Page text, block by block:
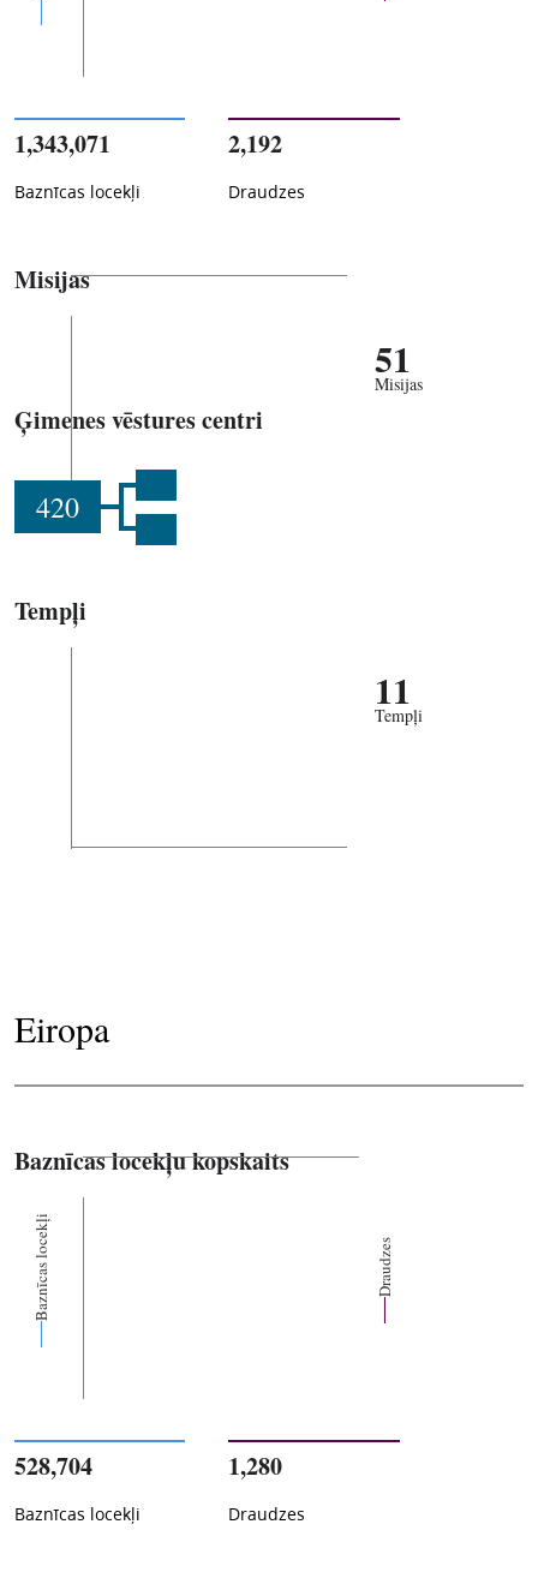
1,343,071
Baznīcas locekļi
2,192
Draudzes
Misijas
51
Misijas
Ģimenes vēstures centri
420
Tempļi
11
Tempļi
Eiropa
Baznīcas locekļu kopskaits
Baznīcas locekļi Draudzes
528,704
Baznīcas locekļi
1,280
Draudzes